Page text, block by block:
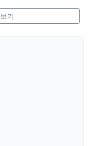
기